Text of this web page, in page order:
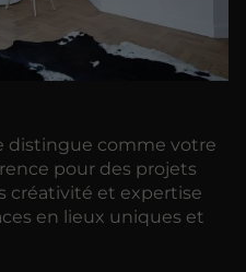
distingue comme votre
pour des projets
créativité et expertise
en lieux uniques et